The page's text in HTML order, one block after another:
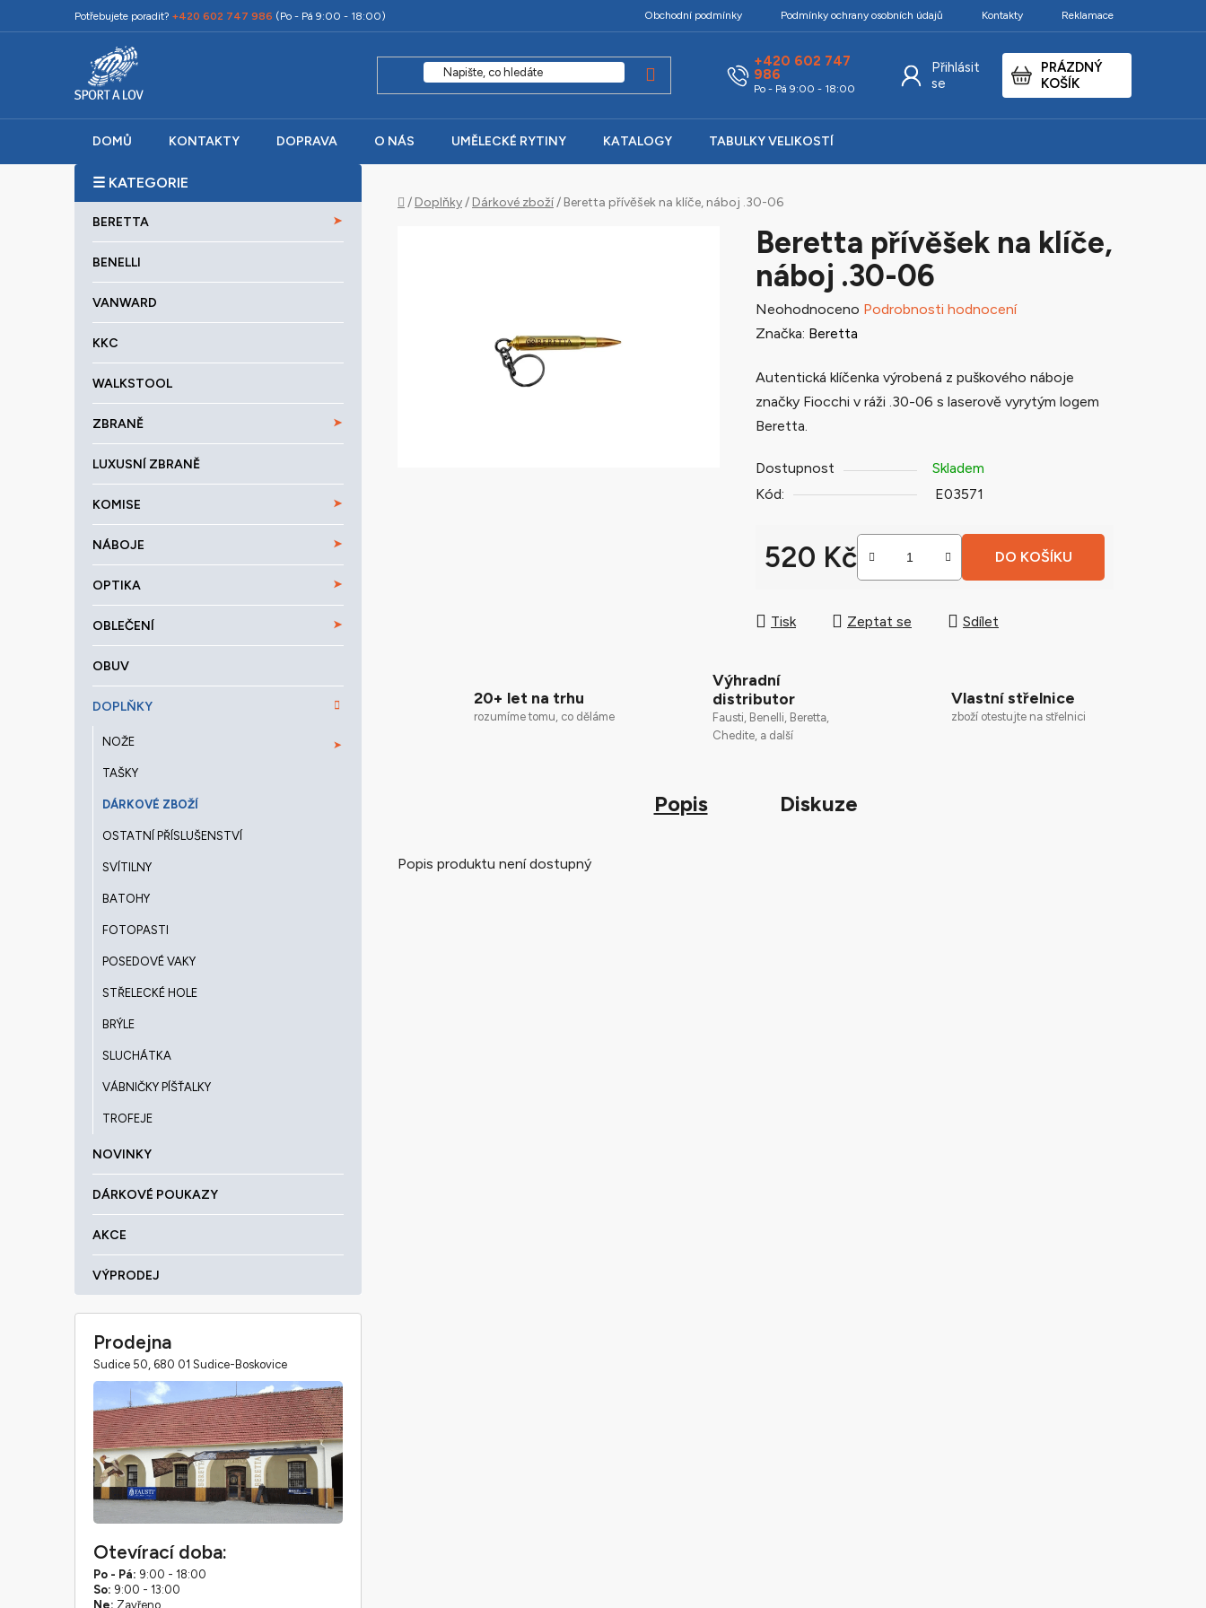
na
Potřebujete poradit? +420 602 747 986 (Po - Pá 9:00 - 18:00) Obchodní podmínky Podmínky ochrany osobních údajů Kontakty Reklamace
+420 602 747
986
Po - Pá 9:00 - 18:00
Přihlásit
se
NÁKUPNÍ
KOŠÍK
PRÁZDNÝ
KOŠÍK
DOMŮ KONTAKTY DOPRAVA O NÁS UMĚLECKÉ RYTINY KATALOGY TABULKY VELIKOSTÍ
P
o
kategorie
BERETTA
BENELLI
VANWARD
KKC
WALKSTOOL
ZBRANĚ
LUXUSNÍ ZBRANĚ
KOMISE
NÁBOJE
OPTIKA
OBLEČENÍ
OBUV
DOPLŇKY
NOŽE
TAŠKY
DÁRKOVÉ ZBOŽÍ
OSTATNÍ PŘÍSLUŠENSTVÍ
SVÍTILNY
BATOHY
FOTOPASTI
POSEDOVÉ VAKY
STŘELECKÉ HOLE
BRÝLE
SLUCHÁTKA
VÁBNIČKY PÍŠŤALKY
TROFEJE
NOVINKY
DÁRKOVÉ POUKAZY
AKCE
VÝPRODEJ
Prodejna
Sudice 50, 680 01 Sudice-Boskovice
Otevírací doba:
Po - Pá: 9:00 - 18:00
So: 9:00 - 13:00
Ne: Zavřeno
Domů
/ Doplňky/ Dárkové zboží/ Beretta přívěšek na klíče, náboj .30-06
Beretta přívěšek na klíče,
náboj .30-06
Průměrné
hodnocení
je
0,0
z
hvězdiček.
Neohodnoceno Podrobnosti hodnocení
Značka: Beretta
Autentická klíčenka výrobená z puškového náboje
značky Fiocchi v ráži .30-06 s laserově vyrytým logem
Beretta.
Dostupnost
Skladem
Kód:
E03571
520 Kč DO KOŠÍKU
Tisk Zeptat se Sdílet
20+ let na trhu
rozumíme tomu, co děláme
Výhradní
distributor
Fausti, Benelli, Beretta,
Chedite, a další
Vlastní střelnice
zboží otestujte na střelnici
Popis Diskuze
Popis produktu není dostupný